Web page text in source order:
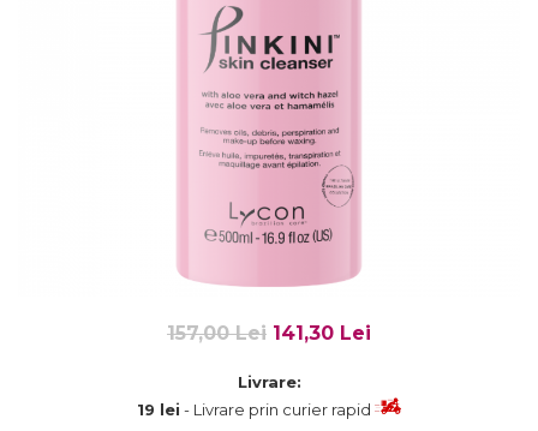
Creioane sprancene
Pensule Profesionale
157,00 Lei 141,30 Lei
Livrare:
19 lei - Livrare prin curier rapid